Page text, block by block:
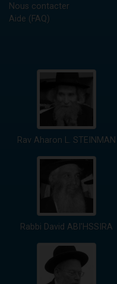
Nous contacter
Aide (FAQ)
Rav Aharon L. STEINMAN
Rabbi David ABI'HSSIRA